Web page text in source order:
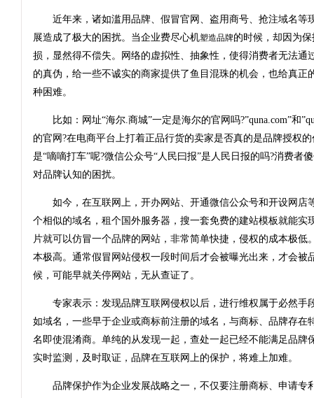
近年来，诸如滥用品牌、假冒官网、盗用商号、抢注域名等
展造成了极大的困扰。当企业费尽心机塑造品牌的时候，却因为
损，显然得不偿失。网络的虚拟性、抽象性，使得消费者无法通
的真伪，给一些不诚实的商家提供了鱼目混珠的机会，也给真正
种困难。
比如：网址“海尔.商城”一定是海尔的官网吗?”quna.com”和
的官网?在电商平台上打着正品行货的卖家是否真的是品牌授权的
是“嘀嘀打车”呢?微信公众号“人民曰报”是人民日报的吗?消费者
对品牌认知的困扰。
如今，在互联网上，开办网站、开通微信公众号和开设网店
个相似的域名，租个国外服务器，搜一套免费的建站模板就能实
片就可以仿冒一个品牌的网站，非常简单快捷，侵权的成本极低
本极高。通常假冒网站侵权一段时间后才会被曝光出来，才会被
候，可能早就关停网站，无从查证了。
专家表示：发现品牌互联网侵权以后，进行维权属于必然手
如域名，一些早于企业或商标前注册的域名，与商标、品牌存在
名即使混淆商。单纯的从发现一起，查处一起已经不能满足品牌
实时监测，及时取证，品牌在互联网上的保护，将难上加难。
品牌保护作为企业发展战略之一，不仅要注册商标、申请专